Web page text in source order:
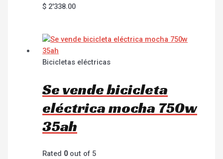
$ 2'338.00
Bicicletas eléctricas
Se vende bicicleta
eléctrica mocha 750w
35ah
Rated 0out of 5